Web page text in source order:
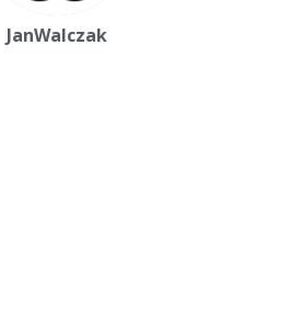
JanWalczak